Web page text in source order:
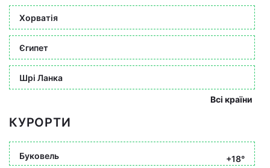
Хорватія
Єгипет
Шрі Ланка
Всі країни
КУРОРТИ
Буковель +18°